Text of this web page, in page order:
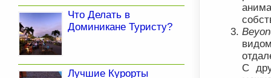
С
Что Делать в
Доминикане Туристу?
Лучшие Курорты